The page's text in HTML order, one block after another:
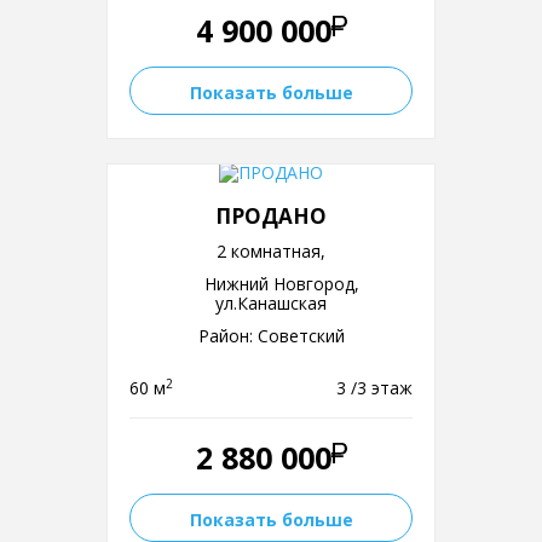
4 900 000
Показать больше
ПРОДАНО
2 комнатная,
Нижний Новгород,
ул.Канашская
Район: Советский
60 м2 3 /3 этаж
2 880 000
Показать больше